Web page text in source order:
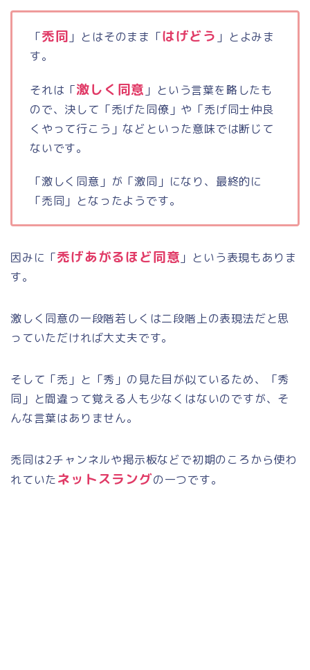
「禿同 」とはそのまま「はげどう 」とよみま
す。
それは「激しく同意 」という言葉を略したも
ので、決して「禿げた同僚」や「禿げ同士仲良
くやって行こう」などといった意味では断じて
ないです。
「激しく同意」が「激同」になり、最終的に
「禿同」となったようです。
因みに「禿げあがるほど同意 」という表現もありま
す。
激しく同意の一段階若しくは二段階上の表現法だと思
っていただければ大丈夫です。
そして「禿」と「秀」の見た目が似ているため、「秀
同」と間違って覚える人も少なくはないのですが、そ
んな言葉はありません。
禿同は2チャンネルや掲示板などで初期のころから使わ
れていたネットスラングの一つです。